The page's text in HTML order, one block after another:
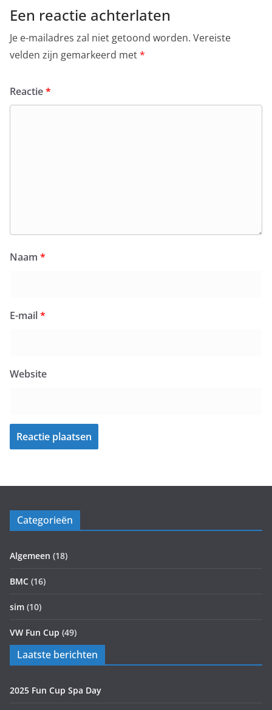
Een reactie achterlaten
Je e-mailadres zal niet getoond worden. Vereiste
velden zijn gemarkeerd met*
Reactie*
Naam *
E-mail*
Website
Categorieën
Algemeen (18)
BMC (16)
sim (10)
VW Fun Cup (49)
Laatste berichten
2025 Fun Cup Spa Day